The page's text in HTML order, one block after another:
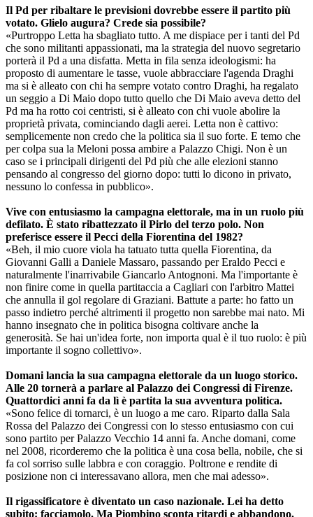
Il Pd per ribaltare le previsioni dovrebbe essere il partito più
votato. Glielo augura? Crede sia possibile?
«Purtroppo Letta ha sbagliato tutto. A me dispiace per i tanti del Pd
che sono militanti appassionati, ma la strategia del nuovo segretario
porterà il Pd a una disfatta. Metta in fila senza ideologismi: ha
proposto di aumentare le tasse, vuole abbracciare l'agenda Draghi
ma si è alleato con chi ha sempre votato contro Draghi, ha regalato
un seggio a Di Maio dopo tutto quello che Di Maio aveva detto del
Pd ma ha rotto coi centristi, si è alleato con chi vuole abolire la
proprietà privata, cominciando dagli aerei. Letta non è cattivo:
semplicemente non credo che la politica sia il suo forte. E temo che
per colpa sua la Meloni possa ambire a Palazzo Chigi. Non è un
caso se i principali dirigenti del Pd più che alle elezioni stanno
pensando al congresso del giorno dopo: tutti lo dicono in privato,
nessuno lo confessa in pubblico».
Vive con entusiasmo la campagna elettorale, ma in un ruolo più
defilato. È stato ribattezzato il Pirlo del terzo polo. Non
preferisce essere il Pecci della Fiorentina del 1982?
«Beh, il mio cuore viola ha tatuato tutta quella Fiorentina, da
Giovanni Galli a Daniele Massaro, passando per Eraldo Pecci e
naturalmente l'inarrivabile Giancarlo Antognoni. Ma l'importante è
non finire come in quella partitaccia a Cagliari con l'arbitro Mattei
che annulla il gol regolare di Graziani. Battute a parte: ho fatto un
passo indietro perché altrimenti il progetto non sarebbe mai nato. Mi
hanno insegnato che in politica bisogna coltivare anche la
generosità. Se hai un'idea forte, non importa qual è il tuo ruolo: è più
importante il sogno collettivo».
Domani lancia la sua campagna elettorale da un luogo storico.
Alle 20 tornerà a parlare al Palazzo dei Congressi di Firenze.
Quattordici anni fa da lì è partita la sua avventura politica.
«Sono felice di tornarci, è un luogo a me caro. Riparto dalla Sala
Rossa del Palazzo dei Congressi con lo stesso entusiasmo con cui
sono partito per Palazzo Vecchio 14 anni fa. Anche domani, come
nel 2008, ricorderemo che la politica è una cosa bella, nobile, che si
fa col sorriso sulle labbra e con coraggio. Poltrone e rendite di
posizione non ci interessavano allora, men che mai adesso».
Il rigassificatore è diventato un caso nazionale. Lei ha detto
subito: facciamolo. Ma Piombino sconta ritardi e abbandono.